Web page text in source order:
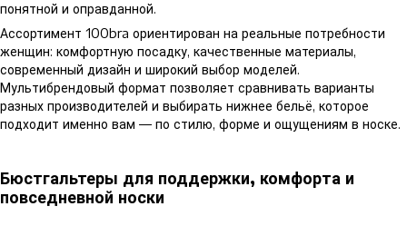
понятной и оправданной.
Ассортимент 100bra ориентирован на реальные потребности
женщин: комфортную посадку, качественные материалы,
современный дизайн и широкий выбор моделей.
Мультибрендовый формат позволяет сравнивать варианты
разных производителей и выбирать нижнее бельё, которое
подходит именно вам — по стилю, форме и ощущениям в носке.
Бюстгальтеры для поддержки, комфорта и
повседневной носки